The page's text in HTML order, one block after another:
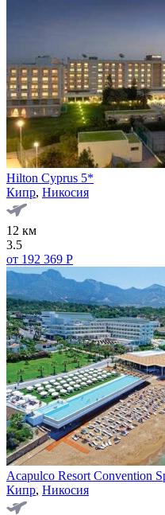
Hilton Cyprus 5*
Кипр, Никосия
12 км
3.5
от 192 369 Р
Acapulco Resort Convention
Кипр, Никосия